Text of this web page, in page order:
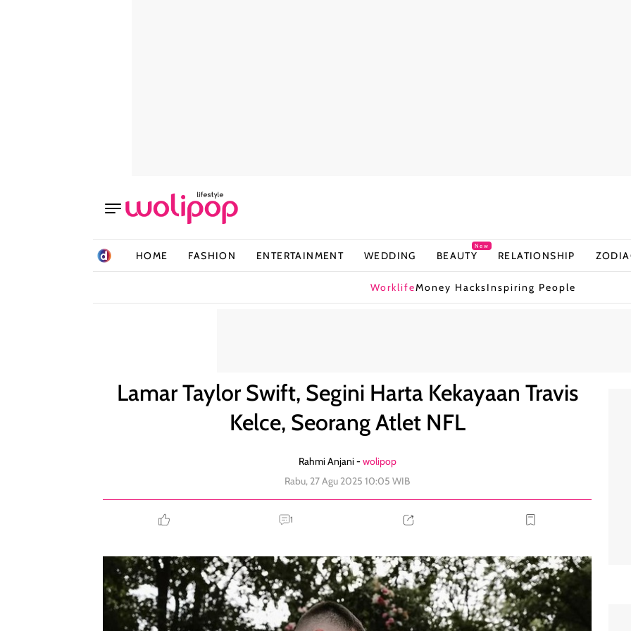
HOME FASHION ENTERTAINMENT WEDDING BEAUTY
New
RELATIONSHIP
WorklifeMoney HacksInspiring People
Lamar Taylor Swift, Segini Harta Kekayaan Travis
Kelce, Seorang Atlet NFL
Rahmi Anjani -wolipop
Rabu, 27 Agu 2025 10:05 WIB
1